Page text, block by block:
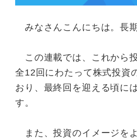
みなさんこんにちは。長
この連載では、これから
全12回にわたって株式投資
おり、最終回を迎える頃に
す。
また、投資のイメージを